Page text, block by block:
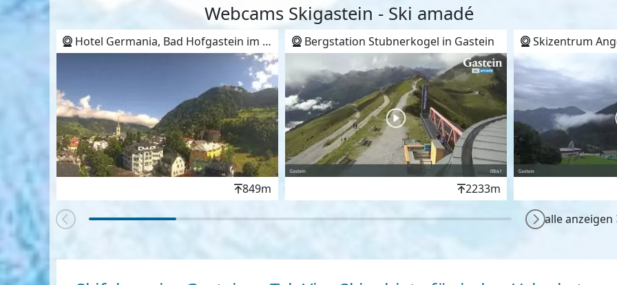
Webcams Skigastein - Ski amadé
Hotel Germania, Bad Hofgastein im Gasteinertal
Höhenwert
849m
Bergstation Stubnerkogel in Gastein
Höhenwert
2233m
Skizentrum
alle anzeigen